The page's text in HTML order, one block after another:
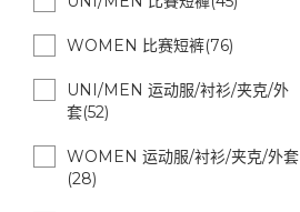
WOMEN 比赛短裤(76)
UNI/MEN 运动服/衬衫/夹克/外
套(52)
WOMEN 运动服/衬衫/夹克/外套
(28)